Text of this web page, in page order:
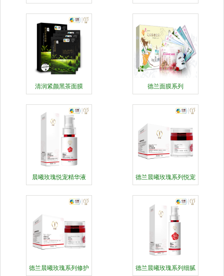
清润紧颜黑茶面膜 德兰面膜系列
晨曦玫瑰悦宠精华液 德兰晨曦玫瑰系列悦宠
德兰晨曦玫瑰系列修护 德兰晨曦玫瑰系列细腻